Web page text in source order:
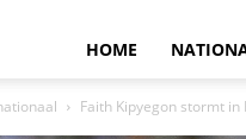
HOME
Faith Kipyegon stormt in